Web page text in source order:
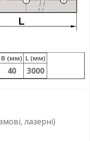
B (мм) L (мм)
40 3000
лазерні)